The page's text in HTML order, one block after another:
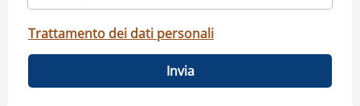
Trattamento dei dati personali
Invia